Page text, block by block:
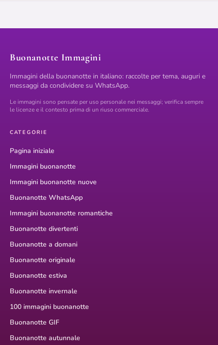
Buonanotte Immagini
Immagini della buonanotte in italiano: raccolte per tema, auguri e
messaggi da condividere su WhatsApp.
Le immagini sono pensate per uso personale nei messaggi; verifica sempre
le licenze e il contesto prima di un riuso commerciale.
CATEGORIE
Pagina iniziale
Immagini buonanotte
Immagini buonanotte nuove
Buonanotte WhatsApp
Immagini buonanotte romantiche
Buonanotte divertenti
Buonanotte a domani
Buonanotte originale
Buonanotte estiva
Buonanotte invernale
100 immagini buonanotte
Buonanotte GIF
Buonanotte autunnale